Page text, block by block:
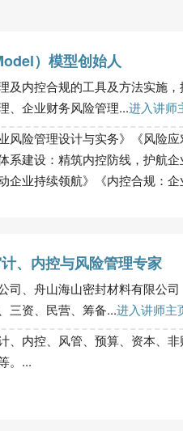
）模型创始人
及内控合规的工具及方法实施
、企业财务风险管理...进入讲师
风险管理设计与实务》《风险
系建设：精筑内控防线，护航
企业持续领航》《内控合规：企
、内控与风险管理专家
司、舟山海山密封材料有限公
三资、民营、筹备...进入讲师主
、内控、风管、预算、资本、非
。...